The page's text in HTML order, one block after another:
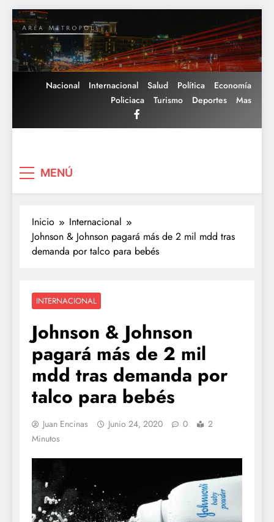
Saltar
al
contenido
Nacional Internacional Salud Política
Economía
Policiaca
Turismo Deportes Mas
MENÚ
Inicio
Internacional
Johnson & Johnson pagará más de 2 mil mdd tras
demanda por talco para bebés
INTERNACIONAL
Johnson & Johnson
pagará más de 2 mil
mdd tras demanda por
talco para bebés
Juan Encinas Junio 24, 2020 0
2
Minutos